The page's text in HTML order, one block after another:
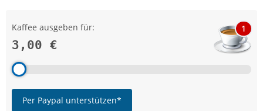
Kaffee ausgeben für:
3,00 €
1
Per Paypal unterstützen*